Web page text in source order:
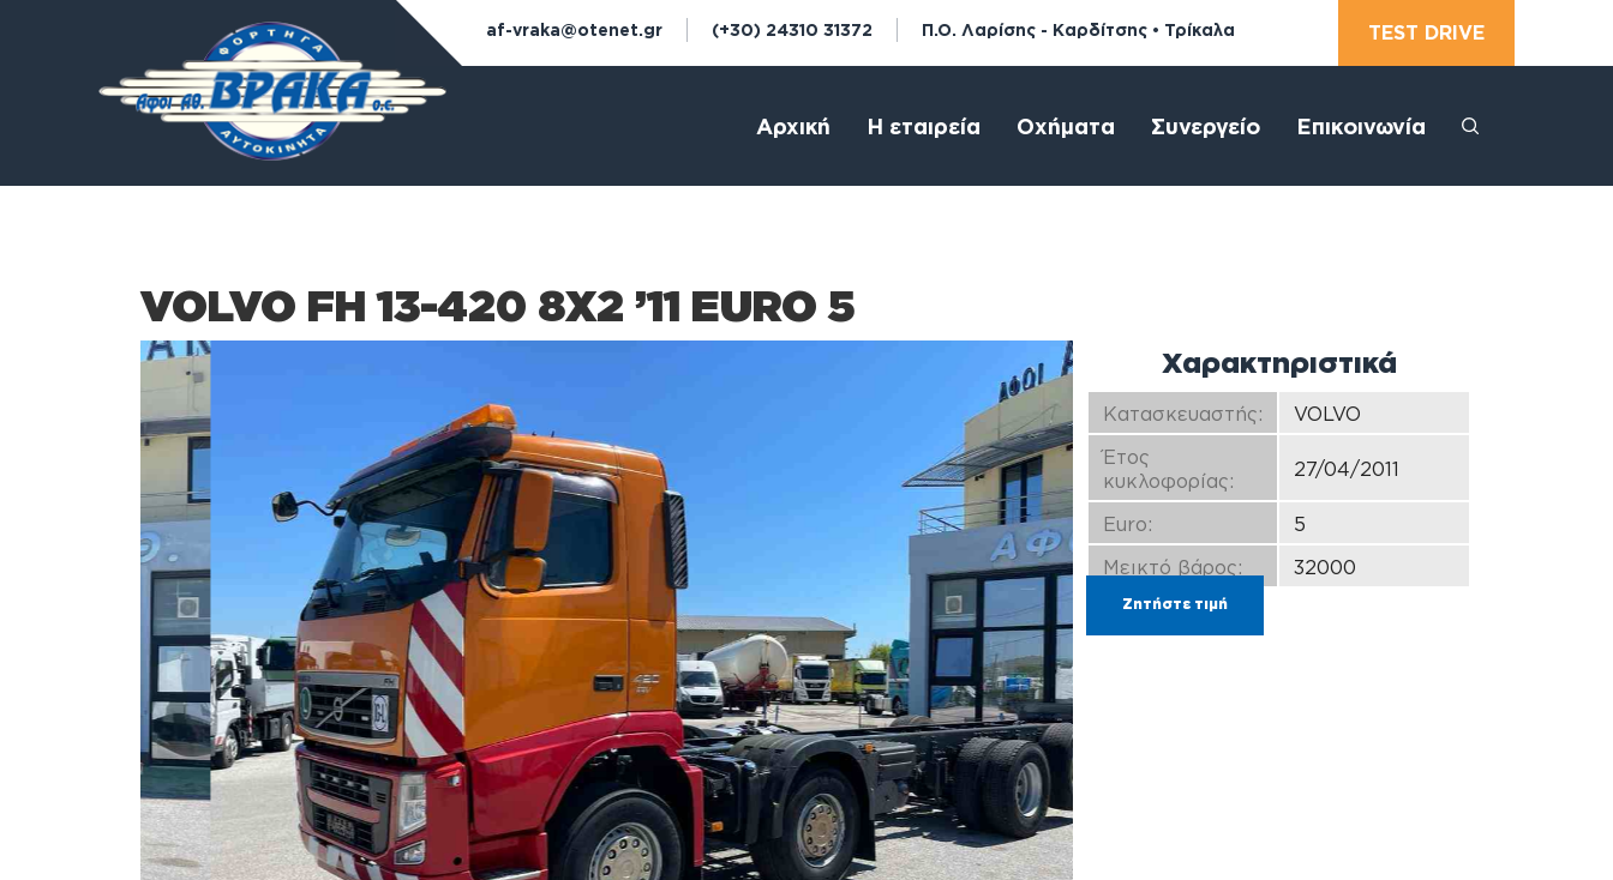
af-vraka@otenet.gr (+30) 24310 31372 Π.Ο. Λαρίσης - Καρδίτσης • Τρίκαλα TEST DRIVE
Αρχική Η εταιρεία Οχήματα Συνεργείο Επικοινωνία
VOLVO FH 13-420 8X2 ’11 EURO 5
Χαρακτηριστικά
Κατασκευαστής:
VOLVO
Έτος
κυκλοφορίας:
27/04/2011
Euro:
5
Μεικτό βάρος:
32000
Ζητήστε τιμή